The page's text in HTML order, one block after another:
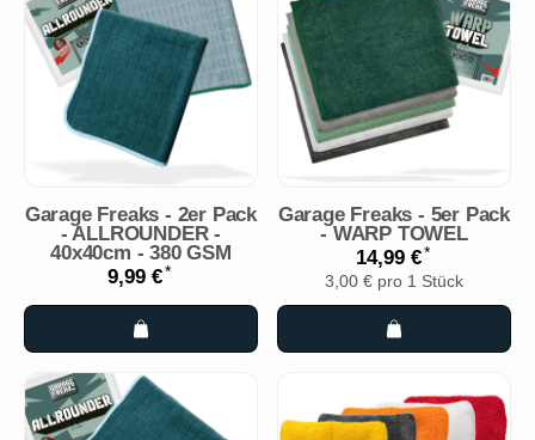
Garage Freaks - 2er Pack
- ALLROUNDER -
40x40cm - 380 GSM
9,99 €*
Garage Freaks - 5er Pack
- WARP TOWEL
14,99 €*
3,00 € pro 1 Stück